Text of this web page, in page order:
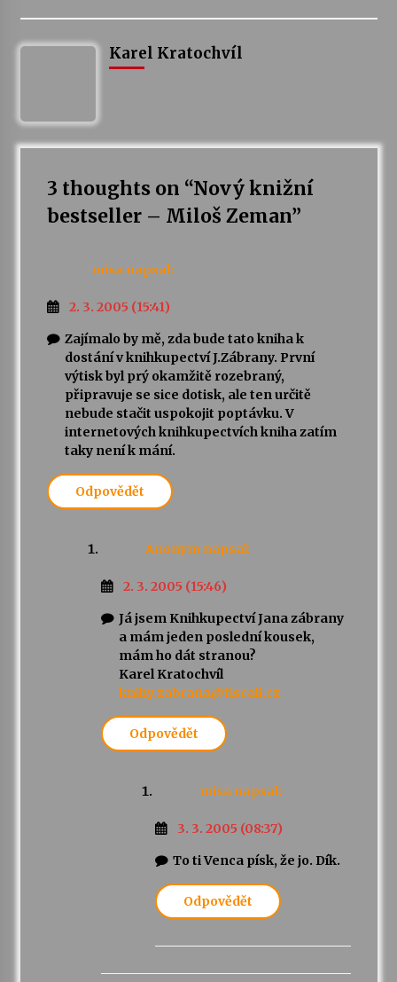
Karel Kratochvíl
3 thoughts on “Nový knižní
bestseller – Miloš Zeman”
misa napsal:
2. 3. 2005 (15:41)
Zajímalo by mě, zda bude tato kniha k
dostání v knihkupectví J.Zábrany. První
výtisk byl prý okamžitě rozebraný,
připravuje se sice dotisk, ale ten určitě
nebude stačit uspokojit poptávku. V
internetových knihkupectvích kniha zatím
taky není k mání.
Odpovědět
Anonym napsal:
2. 3. 2005 (15:46)
Já jsem Knihkupectví Jana zábrany
a mám jeden poslední kousek,
mám ho dát stranou?
Karel Kratochvíl
knihy.zabrana@tiscali.cz
Odpovědět
misa napsal:
3. 3. 2005 (08:37)
To ti Venca písk, že jo. Dík.
Odpovědět